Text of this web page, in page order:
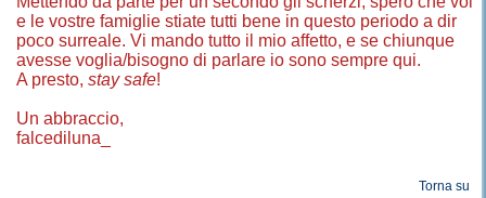
e le vostre famiglie stiate tutti bene in questo periodo a dir
poco surreale. Vi mando tutto il mio affetto, e se chiunque
avesse voglia/bisogno di parlare io sono sempre qui.
A presto, stay safe!
Un abbraccio,
falcediluna_
Torna su